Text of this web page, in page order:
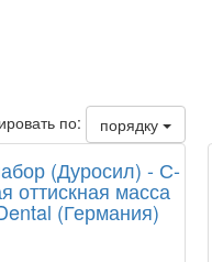
по:
порядку
(Дуросил) - С-
оттискная масса
(Германия)